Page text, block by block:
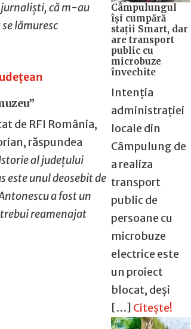
jurnaliști, că m-au
lămuresc
de RFI România,
răspundea
al județului
este unul deosebit de
a fost un
trebui reamenajat
Câmpulungul
îşi cumpără
staţii Smart, dar
are transport
public cu
microbuze
învechite
Intenția
administrației
locale din
Câmpulung de
a realiza
transport
public de
persoane cu
microbuze
electrice este
un proiect
blocat, deși
[…] Citește!